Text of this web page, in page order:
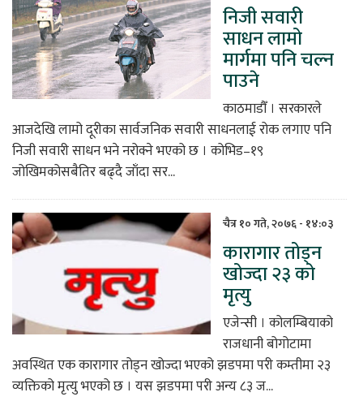
निजी सवारी
साधन लामो
मार्गमा पनि चल्न
पाउने
काठमाडौँ । सरकारले
आजदेखि लामो दूरीका सार्वजनिक सवारी साधनलाई रोक लगाए पनि
निजी सवारी साधन भने नरोक्ने भएको छ । कोभिड–१९
जोखिमकोसबैतिर बढ्दै जाँदा सर...
चैत्र १० गते, २०७६ - १४:०३
कारागार तोड्न
खोज्दा २३ को
मृत्यु
एजेन्सी । कोलम्बियाको
राजधानी बोगोटामा
अवस्थित एक कारागार तोड्न खोज्दा भएको झडपमा परी कम्तीमा २३
व्यक्तिको मृत्यु भएको छ । यस झडपमा परी अन्य ८३ ज...